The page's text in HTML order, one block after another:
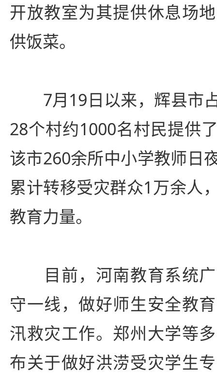
开放教室为其提供休息场
供饭菜。
7月19日以来，辉县市
28个村约1000名村民提供
该市260余所中小学教师日
累计转移受灾群众1万余人
教育力量。
目前，河南教育系统广
守一线，做好师生安全教
汛救灾工作。郑州大学等
布关于做好洪涝受灾学生